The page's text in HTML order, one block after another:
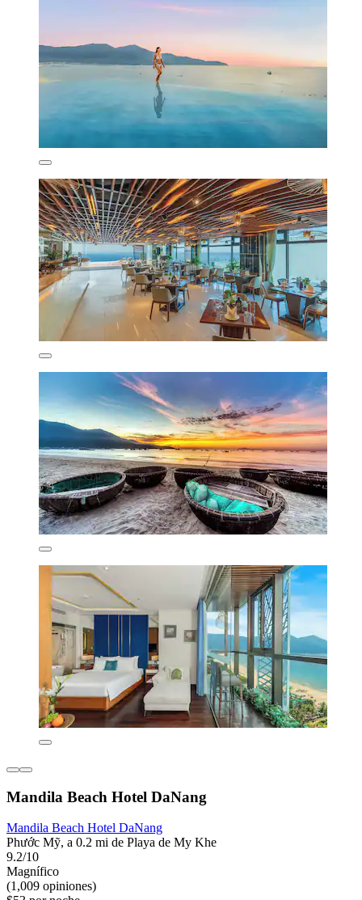
Mandila Beach Hotel DaNang
Mandila Beach Hotel DaNang
Phước Mỹ, a 0.2 mi de Playa de My Khe
9.2/10
Magnífico
(1,009 opiniones)